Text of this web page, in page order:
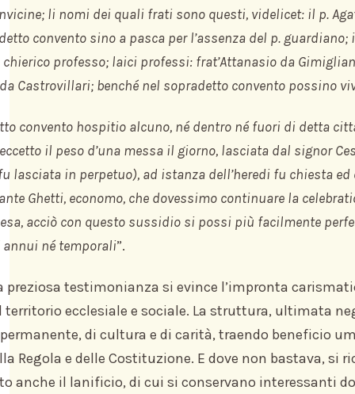
li nomi dei quali frati sono questi, videlicet: il p.
convento sino a pasca per l’assenza del p.
chierico professo; laici professi: frat’Attanasio da
Castrovillari; benché nel sopradetto convento possino
convento hospitio alcuno, né dentro né fuori di detta
il peso d’una messa il giorno, lasciata dal signor
lasciata in perpetuo), ad istanza dell’heredi fu chiesta
Ghetti, economo, che dovessimo continuare la
acciò con questo sussidio si possi più facilmente
annui né temporali”.
preziosa testimonianza si evince l’impronta
territorio ecclesiale e sociale. La struttura, ultimata
di cultura e di carità, traendo beneficio
Regola e delle Costituzione. E dove non bastava, si
anche il lanificio, di cui si conservano interessanti